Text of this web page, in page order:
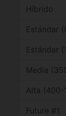
Híbrido
Estándar
Estándar
Media
Alta (400-
Future #1